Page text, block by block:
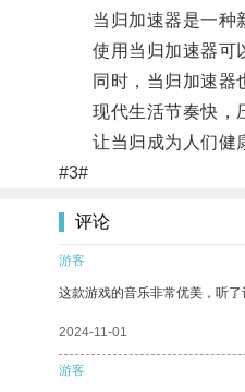
当归加速器是一种新
使用当归加速器可以
同时，当归加速器也
现代生活节奏快，压
让当归成为人们健康
#3#
评论
游客
这款游戏的音乐非常优美，听了
2024-11-01
游客